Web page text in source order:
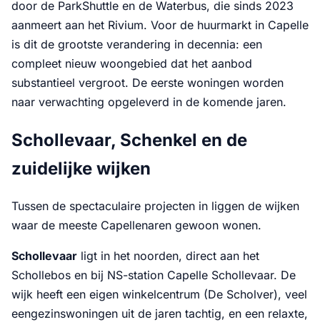
door de ParkShuttle en de Waterbus, die sinds 2023
aanmeert aan het Rivium. Voor de huurmarkt in Capelle
is dit de grootste verandering in decennia: een
compleet nieuw woongebied dat het aanbod
substantieel vergroot. De eerste woningen worden
naar verwachting opgeleverd in de komende jaren.
Schollevaar, Schenkel en de
zuidelijke wijken
Tussen de spectaculaire projecten in liggen de wijken
waar de meeste Capellenaren gewoon wonen.
Schollevaar ligt in het noorden, direct aan het
Schollebos en bij NS-station Capelle Schollevaar. De
wijk heeft een eigen winkelcentrum (De Scholver), veel
eengezinswoningen uit de jaren tachtig, en een relaxte,